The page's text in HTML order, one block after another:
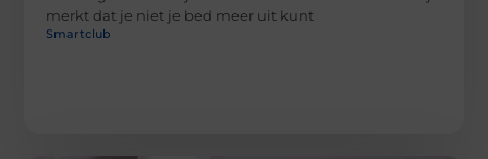
merkt dat je niet je bed meer uit kunt
Smartclub